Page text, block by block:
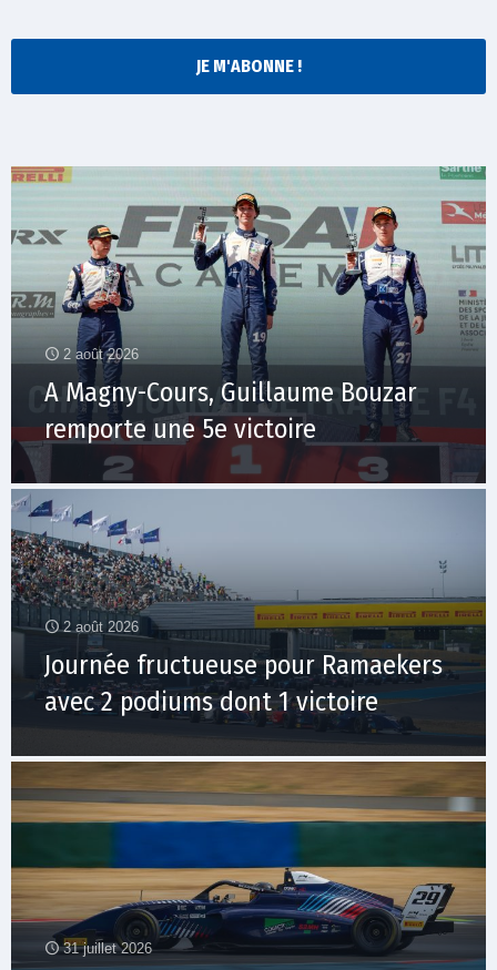
JE M'ABONNE !
2 août 2026
A Magny-Cours, Guillaume Bouzar
remporte une 5e victoire
2 août 2026
Journée fructueuse pour Ramaekers
avec 2 podiums dont 1 victoire
31 juillet 2026